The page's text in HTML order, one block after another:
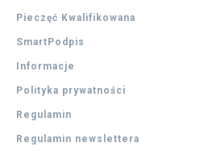
Pieczęć Kwalifikowana
SmartPodpis
Informacje
Polityka prywatności
Regulamin
Regulamin newslettera